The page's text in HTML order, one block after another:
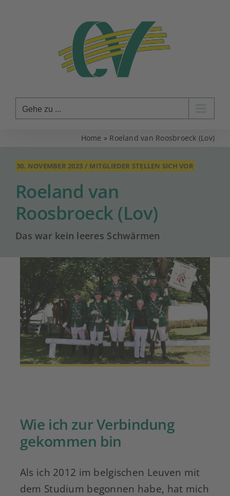
Gehe zu ...
Home » Roeland van Roosbroeck (Lov)
30. NOVEMBER 2023 / MITGLIEDER STELLEN SICH VOR
Roeland van
Roosbroeck (Lov)
Das war kein leeres Schwärmen
Wie ich zur Verbindung
gekommen bin
Als ich 2012 im belgischen Leuven mit
dem Studium begonnen habe, hat mich